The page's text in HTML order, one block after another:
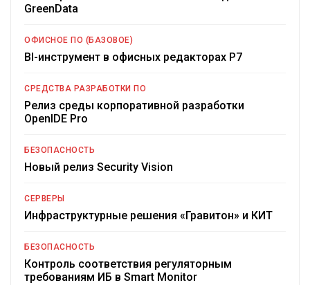
GreenData
ОФИСНОЕ ПО (БАЗОВОЕ)
BI-инструмент в офисных редакторах Р7
СРЕДСТВА РАЗРАБОТКИ ПО
Релиз среды корпоративной разработки
OpenIDE Pro
БЕЗОПАСНОСТЬ
Новый релиз Security Vision
СЕРВЕРЫ
Инфраструктурные решения «Гравитон» и КИТ
БЕЗОПАСНОСТЬ
Контроль соответствия регуляторным
требованиям ИБ в Smart Monitor